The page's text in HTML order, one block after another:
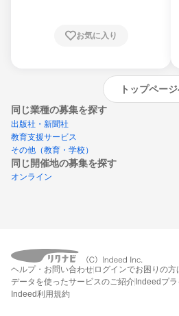
お気に入り
トップペー
同じ業種の募集を探す
出版社・新聞社
教育支援サービス
その他（教育・学校）
同じ開催地の募集を探す
オンライン
エントリーするとプロ
受け取れるよ
ヘルプ・お問い合わせ ログインでお困りの方
データを使ったサービスのご紹介 Indeedプ
Indeed利用規約